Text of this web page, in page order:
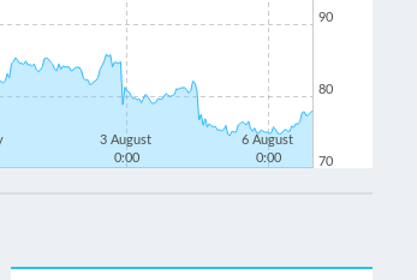
3 August
0:00
6 August
0:00
70
80
90